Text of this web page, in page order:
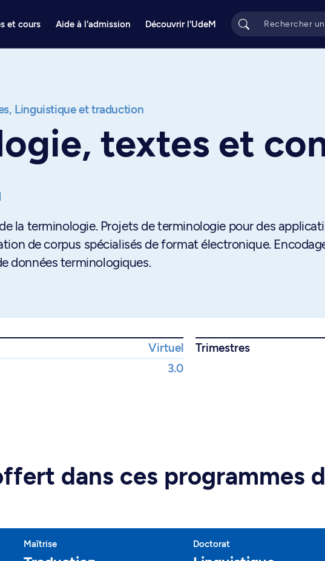
et cours Aide à l'admission Découvrir l'UdeM
Linguistique et traduction
textes et
la terminologie. Projets de terminologie pour des
de corpus spécialisés de format électronique.
données terminologiques.
Virtuel
Trimestres
3.0
dans ces programmes
Maîtrise Doctorat